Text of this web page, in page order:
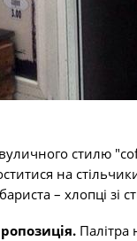
стилю
на
– хлопці
Палітра